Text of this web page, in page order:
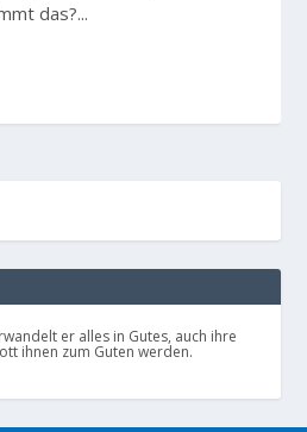
das?...
er alles in Gutes, auch ihre
ihnen zum Guten werden.